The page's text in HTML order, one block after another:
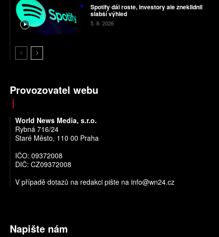
Spotify dál roste, investory ale zneklidnil
slabší výhled
5. 8. 2026
Provozovatel webu
World News Media, s.r.o.
Rybná 716/24
Staré Město, 110 00 Praha
IČO: 09372008
DIČ: CZ09372008
V případě dotazů na redakci pište na info@wn24.cz
Napište nám